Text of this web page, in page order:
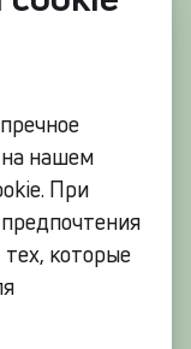
нашем
При
которые
систему
кода и номера
Она похожа
ссылки и
ваш телефон
затем